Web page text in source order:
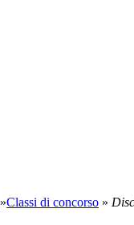
»Classi di concorso »